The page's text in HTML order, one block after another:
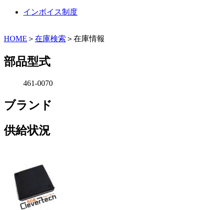
インボイス制度
HOME ＞ 在庫検索 ＞在庫情報
部品型式
461-0070
ブランド
供給状況